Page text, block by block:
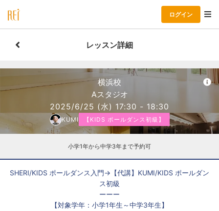
ログイン
レッスン詳細
横浜校
Aスタジオ
2025/6/25 (水) 17:30 - 18:30
KUMI 【KIDS ポールダンス初級】
小学1年から中学3年まで予約可
SHERI/KIDS ポールダンス入門→【代講】KUMI/KIDS ポールダン
ス初級
ーーー
【対象学年：小学1年生～中学3年生】